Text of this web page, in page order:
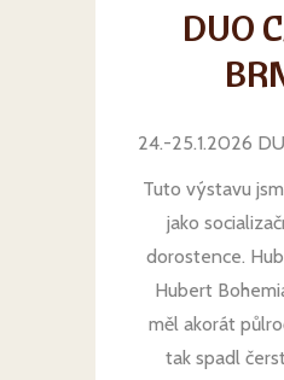
DUO
24.-25.1.2026
Tuto výstavu
jako
dorostence.
Hubert
měl akorát
tak spadl